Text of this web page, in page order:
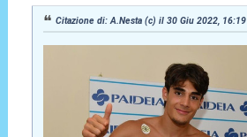
Citazione di: A.Nesta (c) il 30 Giu 2022, 16:19